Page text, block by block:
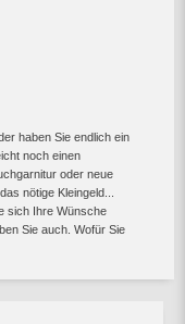
haben Sie endlich ein
noch einen
oder neue
nötige Kleingeld...
sich Ihre Wünsche
Sie auch. Wofür Sie